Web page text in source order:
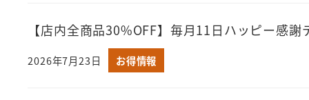
【店内全商品30%OFF】毎月11日ハッピー感謝
2026年7月23日 お得情報